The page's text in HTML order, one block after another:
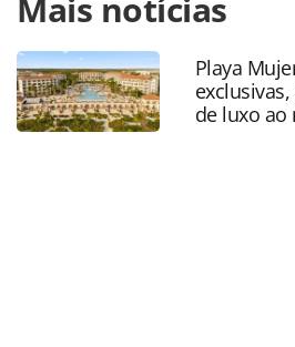
lanca-reservas-no-app-e-openai-
case-da-virgin-
oferecidas na página. Todo o
PANROTAS Editora é protegido
sobre direito autoral. Não
Mais notícias
Playa
de luxo ao